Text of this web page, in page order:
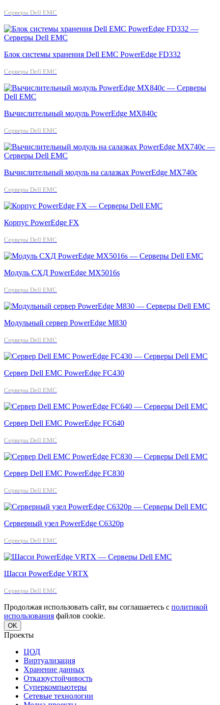
Серверы Dell EMC
Блок системы хранения Dell EMC PowerEdge FD332
Серверы Dell EMC
Вычислительный модуль PowerEdge MX840c
Серверы Dell EMC
Вычислительный модуль на салазках PowerEdge MX740c
Серверы Dell EMC
Корпус PowerEdge FX
Серверы Dell EMC
Модуль СХД PowerEdge MX5016s
Серверы Dell EMC
Модульный сервер PowerEdge M830
Серверы Dell EMC
Сервер Dell EMC PowerEdge FC430
Серверы Dell EMC
Сервер Dell EMC PowerEdge FC640
Серверы Dell EMC
Сервер Dell EMC PowerEdge FC830
Серверы Dell EMC
Серверный узел PowerEdge C6320p
Серверы Dell EMC
Шасси PowerEdge VRTX
Серверы Dell EMC
Продолжая использовать сайт, вы соглашаетесь с политикой
использования файлов cookie.
OK
Проекты
ЦОД
Виртуализация
Хранение данных
Отказоустойчивость
Суперкомпьютеры
Сетевые технологии